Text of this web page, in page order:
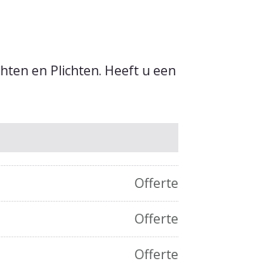
en Plichten. Heeft u een
Offerte
Offerte
Offerte